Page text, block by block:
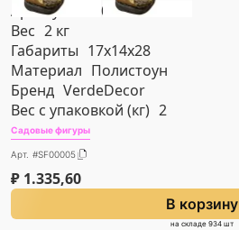
Артикул
#SF00005
Вес 2 кг
Габариты 17х14х28
Материал Полистоун
Бренд VerdeDecor
Вес с упаковкой (кг) 2
Садовые фигуры
Арт. #SF00005
₽ 1.335,60
В корзину
на складе 934 шт